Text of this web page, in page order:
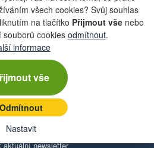
všech cookies? Svůj souhlas
na tlačítko Přijmout vše nebo
cookies odmítnout.
informace
vše
Odmítnout
Nastavit
nabídky přímo do své e-
schránky?
aktuální newsletter